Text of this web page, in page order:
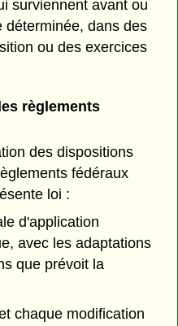
surviennent avant ou
déterminée, dans des
ou des exercices
règlements
des dispositions
fédéraux
loi :
d'application
avec les adaptations
que prévoit la
chaque modification